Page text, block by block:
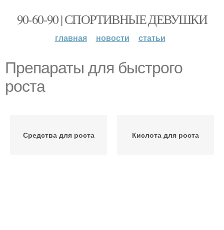
90-60-90 | СПОРТИВНЫЕ ДЕВУШКИ
главная новости статьи
Препараты для быстрого
роста
Средства для роста Кислота для роста